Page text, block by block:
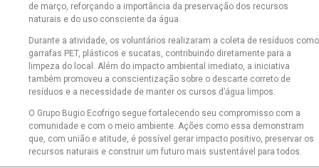
de março, reforçando a importância da preservação dos recursos
naturais e do uso consciente da água.
Durante a atividade, os voluntários realizaram a coleta de resíduos como
garrafas PET, plásticos e sucatas, contribuindo diretamente para a
limpeza do local. Além do impacto ambiental imediato, a iniciativa
também promoveu a conscientização sobre o descarte correto de
resíduos e a necessidade de manter os cursos d’água limpos.
O Grupo Bugio Ecofrigo segue fortalecendo seu compromisso com a
comunidade e com o meio ambiente. Ações como essa demonstram
que, com união e atitude, é possível gerar impacto positivo, preservar os
recursos naturais e construir um futuro mais sustentável para todos.